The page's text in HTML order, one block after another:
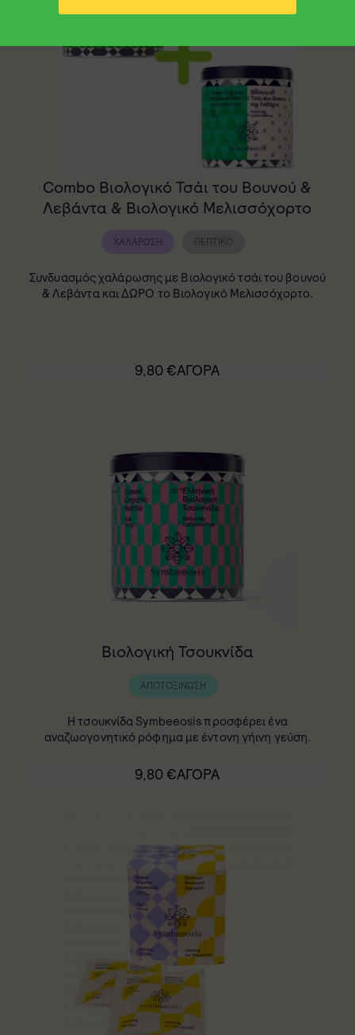
Combo Βιολογικό Τσάι του Βουνού &
Λεβάντα & Βιολογικό Μελισσόχορτο
ΧΑΛΆΡΩΣΗ ΠΕΠΤΙΚΌ
Συνδυασμός χαλάρωσης με Βιολογικό τσάι του βουνού
& Λεβάντα και ΔΩΡΟ το Βιολογικό Μελισσόχορτο.
9,80€ΑΓΟΡΑ
Βιολογική Τσουκνίδα
ΑΠΟΤΟΞΊΝΩΣΗ
Η τσουκνίδα Symbeeosis προσφέρει ένα
αναζωογονητικό ρόφημα με έντονη γήινη γεύση.
9,80€ΑΓΟΡΑ